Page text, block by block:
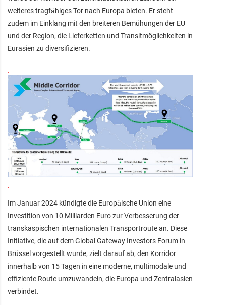
weiteres tragfähiges Tor nach Europa bieten. Er steht
zudem im Einklang mit den breiteren Bemühungen der EU
und der Region, die Lieferketten und Transitmöglichkeiten in
Eurasien zu diversifizieren.
Im Januar 2024 kündigte die Europäische Union eine
Investition von 10 Milliarden Euro zur Verbesserung der
transkaspischen internationalen Transportroute an. Diese
Initiative, die auf dem Global Gateway Investors Forum in
Brüssel vorgestellt wurde, zielt darauf ab, den Korridor
innerhalb von 15 Tagen in eine moderne, multimodale und
effiziente Route umzuwandeln, die Europa und Zentralasien
verbindet.